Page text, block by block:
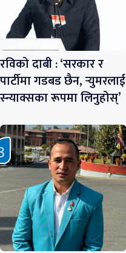
रविको दाबी : ‘सरकार र
पार्टीमा गडबड छैन, र्‍युमरलाई
स्न्याक्सका रूपमा लिनुहोस्’